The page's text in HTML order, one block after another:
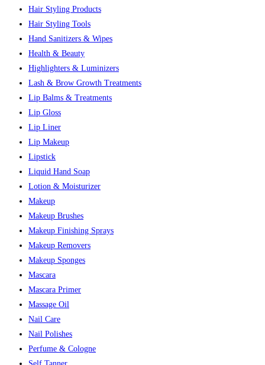
Hair Styling Products
Hair Styling Tools
Hand Sanitizers & Wipes
Health & Beauty
Highlighters & Luminizers
Lash & Brow Growth Treatments
Lip Balms & Treatments
Lip Gloss
Lip Liner
Lip Makeup
Lipstick
Liquid Hand Soap
Lotion & Moisturizer
Makeup
Makeup Brushes
Makeup Finishing Sprays
Makeup Removers
Makeup Sponges
Mascara
Mascara Primer
Massage Oil
Nail Care
Nail Polishes
Perfume & Cologne